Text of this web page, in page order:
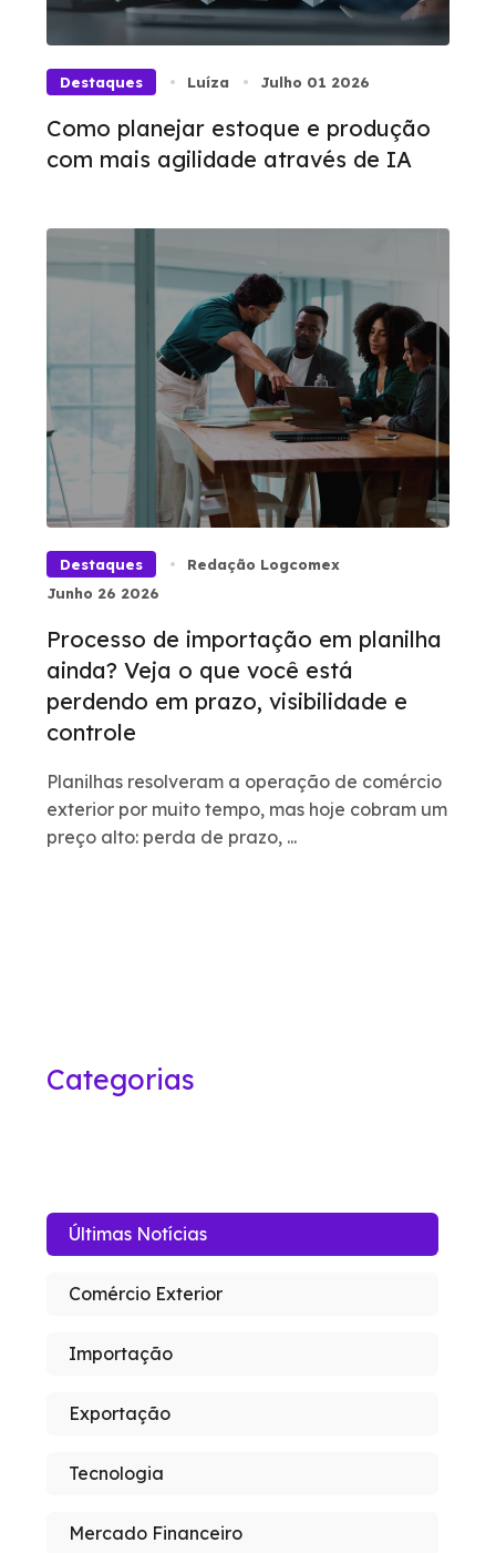
Destaques Luíza Julho 01 2026
Como planejar estoque e produção
com mais agilidade através de IA
Destaques
Redação Logcomex
Junho 26 2026
Processo de importação em planilha
ainda? Veja o que você está
perdendo em prazo, visibilidade e
controle
Planilhas resolveram a operação de comércio
exterior por muito tempo, mas hoje cobram um
preço alto: perda de prazo, ...
Categorias
Últimas Notícias
Comércio Exterior
Importação
Exportação
Tecnologia
Mercado Financeiro